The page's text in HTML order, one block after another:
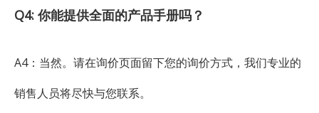
Q4: 你能提供全面的产品手册吗？
A4：当然。请在询价页面留下您的询价方式，我们专业的
销售人员将尽快与您联系。